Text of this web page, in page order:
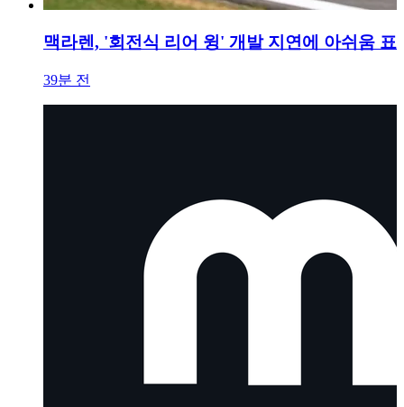
맥라렌, '회전식 리어 윙' 개발 지연에 아쉬움 표
39분 전